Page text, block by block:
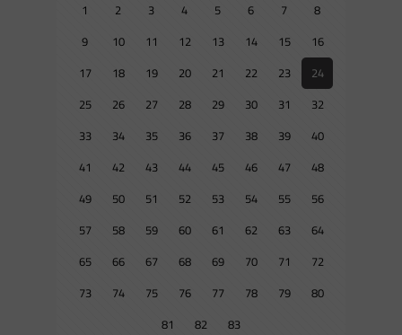
1 2 3 4 5 6 7
8
9
10 11 12 13 14 15
16
17
18 19 20 21 22 23
24
25
26 27 28 29 30 31
32
33
34 35 36 37 38 39
40
41
42 43 44 45 46 47
48
49
50 51 52 53 54 55
56
57
58 59 60 61 62 63
64
65
66 67 68 69 70 71
72
73
74 75 76 77 78 79
80
81
82 83